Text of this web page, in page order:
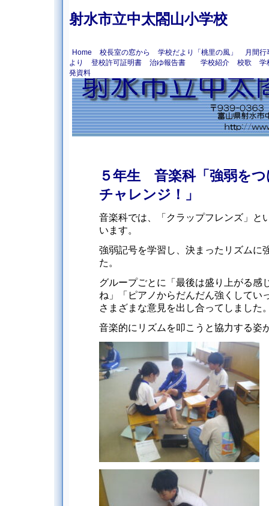
射水市立中太閤山小学校
Home 校長室の窓から 学校だより「桃里の風」
月間行
より
登校許可証明書 治ゆ報告書 学校紹介 校歌
学
発資料
５年生 音楽科「強弱を
チャレンジ！」
音楽科では、「クラップフレンズ」と
います。
強弱記号を学習し、決まったリズムに
た。
グループごとに「最後は盛り上がる感
ね」「ピアノからだんだん強くしてい
さまざまな意見を出し合ってしました
音楽的にリズムを叩こうと協力する姿